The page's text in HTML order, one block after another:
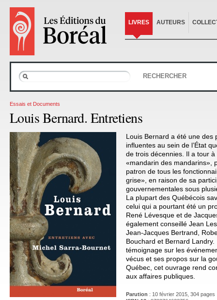
LIVRES AUTEURS
RECHERCHER
Essais et Documents
Louis Bernard. Entretiens
Louis Bernard a été une des
influentes au sein de l’État
de trois décennies. Il a tour
«mandarin des mandarins»,
patron de tous les
grise», en raison de sa
gouvernementales sous
La plupart des Québécois
celui qui a pourtant été un
René Lévesque et de
également conseillé Jean
Jean-Jacques Bertrand,
Bouchard et Bernard
témoignage sur les
vécus et ses propos sur la
Québec, cet ouvrage rend
aux affaires publiques.
Parution : 10 février 2015, 304 pages